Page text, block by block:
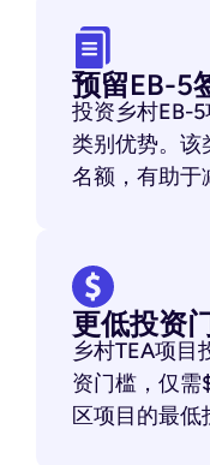
预留EB-5
投资乡村EB-
类别优势。该
名额，有助于
更低投资
乡村TEA项目
资门槛，仅
区项目的最低